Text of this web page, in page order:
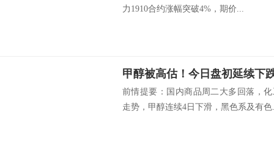
力1910合约涨幅突破4%，期价...
甲醇被高估！今日盘初延续下
前情提要：国内商品周二大多回落，
走势，甲醇连续4日下滑，黑色系及有色